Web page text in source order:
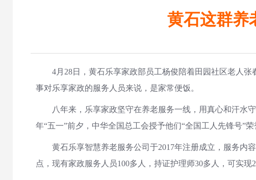
黄石这群养
4月28日，黄石乐享家政部员工杨俊陪着田园社区老人张
事对乐享家政的服务人员来说，是家常便饭。
八年来，乐享家政坚守在养老服务一线，用真心和汗水守
年“五一”前夕，中华全国总工会授予他们“全国工人先锋号”荣
黄石乐享智慧养老服务公司于2017年注册成立，服务内容
点，现有家政服务人员100多人，持证护理师30多人，可实现